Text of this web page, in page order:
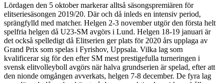
Lördagen den 5 oktober markerar alltså säsongspremiären för
elitseriesäsongen 2019/20. Där och då inleds en intensiv period,
sprängfylld med matcher. Helgen 2-3 november utgör den första helt
spelfria helgen då U23-SM avgörs i Lund. Helgen 18-19 januari är
det också spelledigt då Elitserien ger plats för 2020 års upplaga av
Grand Prix som spelas i Fyrishov, Uppsala. Vilka lag som
kvalificerar sig för den efter SM mest prestigefulla turneringen i
svensk elitvolleyboll avgörs när halva grundserien är spelad, efter att
den nionde omgången avverkats, helgen 7-8 december. De fyra lag